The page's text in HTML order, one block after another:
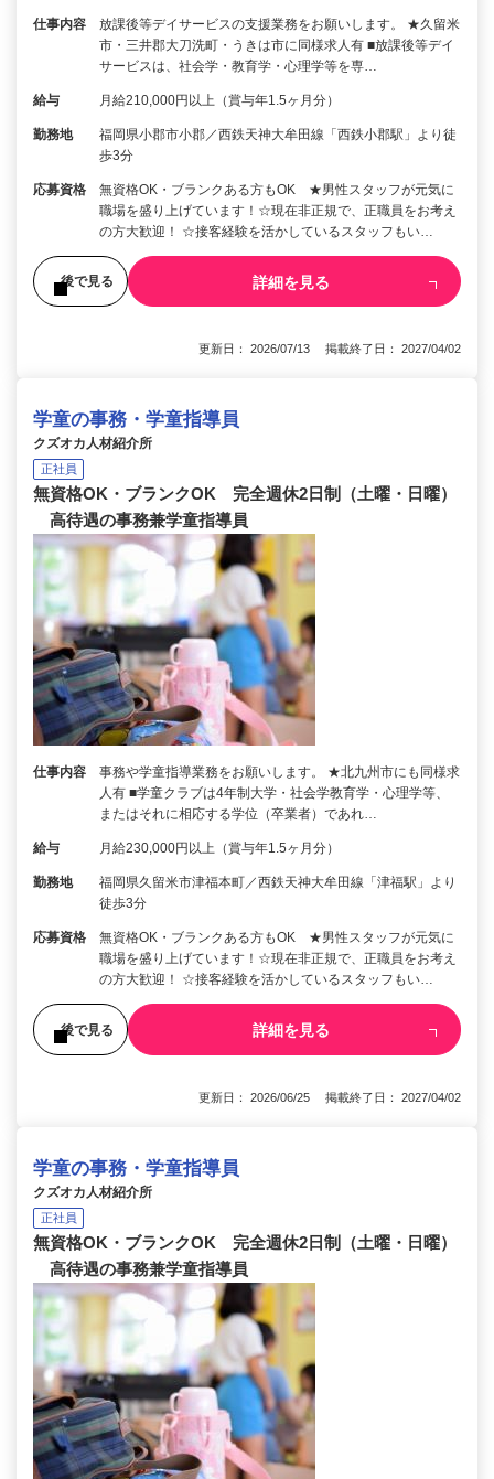
仕事内容
放課後等デイサービスの支援業務をお願いします。 ★久留米
市・三井郡大刀洗町・うきは市に同様求人有 ■放課後等デイ
サービスは、社会学・教育学・心理学等を専…
給与 月給210,000円以上（賞与年1.5ヶ月分）
勤務地
福岡県小郡市小郡／西鉄天神大牟田線「西鉄小郡駅」より徒
歩3分
応募資格
無資格OK・ブランクある方もOK ★男性スタッフが元気に
職場を盛り上げています！☆現在非正規で、正職員をお考え
の方大歓迎！ ☆接客経験を活かしているスタッフもい…
後で見る 詳細を見る
更新日： 2026/07/13 掲載終了日： 2027/04/02
学童の事務・学童指導員
クズオカ人材紹介所
正社員
無資格OK・ブランクOK 完全週休2日制（土曜・日曜）
高待遇の事務兼学童指導員
仕事内容
事務や学童指導業務をお願いします。 ★北九州市にも同様求
人有 ■学童クラブは4年制大学・社会学教育学・心理学等、
またはそれに相応する学位（卒業者）であれ…
給与 月給230,000円以上（賞与年1.5ヶ月分）
勤務地
福岡県久留米市津福本町／西鉄天神大牟田線「津福駅」より
徒歩3分
応募資格
無資格OK・ブランクある方もOK ★男性スタッフが元気に
職場を盛り上げています！☆現在非正規で、正職員をお考え
の方大歓迎！ ☆接客経験を活かしているスタッフもい…
後で見る 詳細を見る
更新日： 2026/06/25 掲載終了日： 2027/04/02
学童の事務・学童指導員
クズオカ人材紹介所
正社員
無資格OK・ブランクOK 完全週休2日制（土曜・日曜）
高待遇の事務兼学童指導員